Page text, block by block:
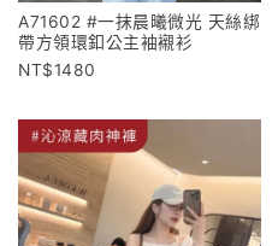
A71602 #一抹晨曦微光 天絲綁
帶方領環釦公主袖襯衫
1480